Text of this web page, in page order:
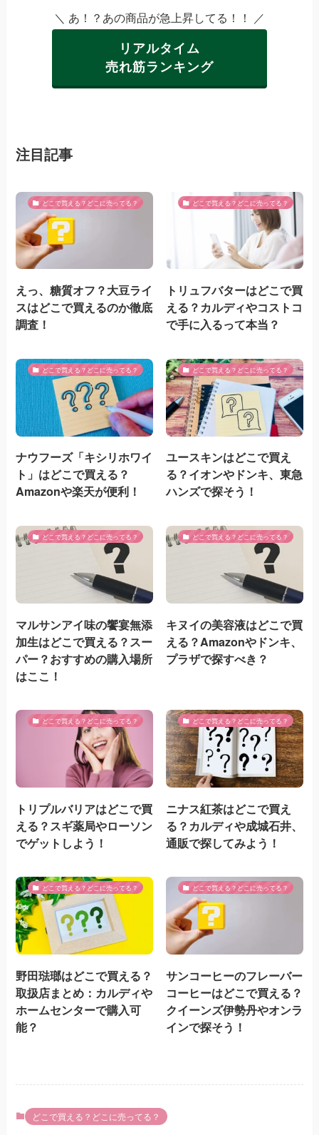
＼ あ！？あの商品が急上昇してる！！ ／
リアルタイム
売れ筋ランキング
注目記事
どこで買える？どこに売ってる？
えっ、糖質オフ？大豆ライ
スはどこで買えるのか徹底
調査！
どこで買える？どこに売ってる？
トリュフバターはどこで買
える？カルディやコストコ
で手に入るって本当？
どこで買える？どこに売ってる？
ナウフーズ「キシリホワイ
ト」はどこで買える？
Amazonや楽天が便利！
どこで買える？どこに売ってる？
ユースキンはどこで買え
る？イオンやドンキ、東急
ハンズで探そう！
どこで買える？どこに売ってる？
マルサンアイ味の饗宴無添
加生はどこで買える？スー
パー？おすすめの購入場所
はここ！
どこで買える？どこに売ってる？
キヌイの美容液はどこで買
える？Amazonやドンキ、
プラザで探すべき？
どこで買える？どこに売ってる？
トリプルバリアはどこで買
える？スギ薬局やローソン
でゲットしよう！
どこで買える？どこに売ってる？
ニナス紅茶はどこで買え
る？カルディや成城石井、
通販で探してみよう！
どこで買える？どこに売ってる？
野田琺瑯はどこで買える？
取扱店まとめ：カルディや
ホームセンターで購入可
能？
どこで買える？どこに売ってる？
サンコーヒーのフレーバー
コーヒーはどこで買える？
クイーンズ伊勢丹やオンラ
インで探そう！
どこで買える？どこに売ってる？